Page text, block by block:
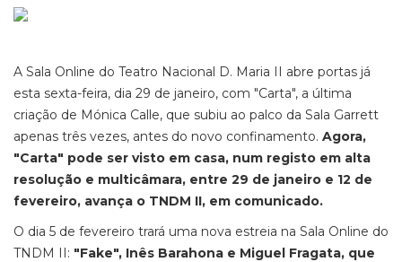
A Sala Online do Teatro Nacional D. Maria II abre portas já
esta sexta-feira, dia 29 de janeiro, com "Carta", a última
criação de Mónica Calle, que subiu ao palco da Sala Garrett
apenas três vezes, antes do novo confinamento. Agora,
"Carta" pode ser visto em casa, num registo em alta
resolução e multicâmara, entre 29 de janeiro e 12 de
fevereiro, avança o TNDM II, em comunicado.
O dia 5 de fevereiro trará uma nova estreia na Sala Online do
TNDM II: "Fake", Inês Barahona e Miguel Fragata, que